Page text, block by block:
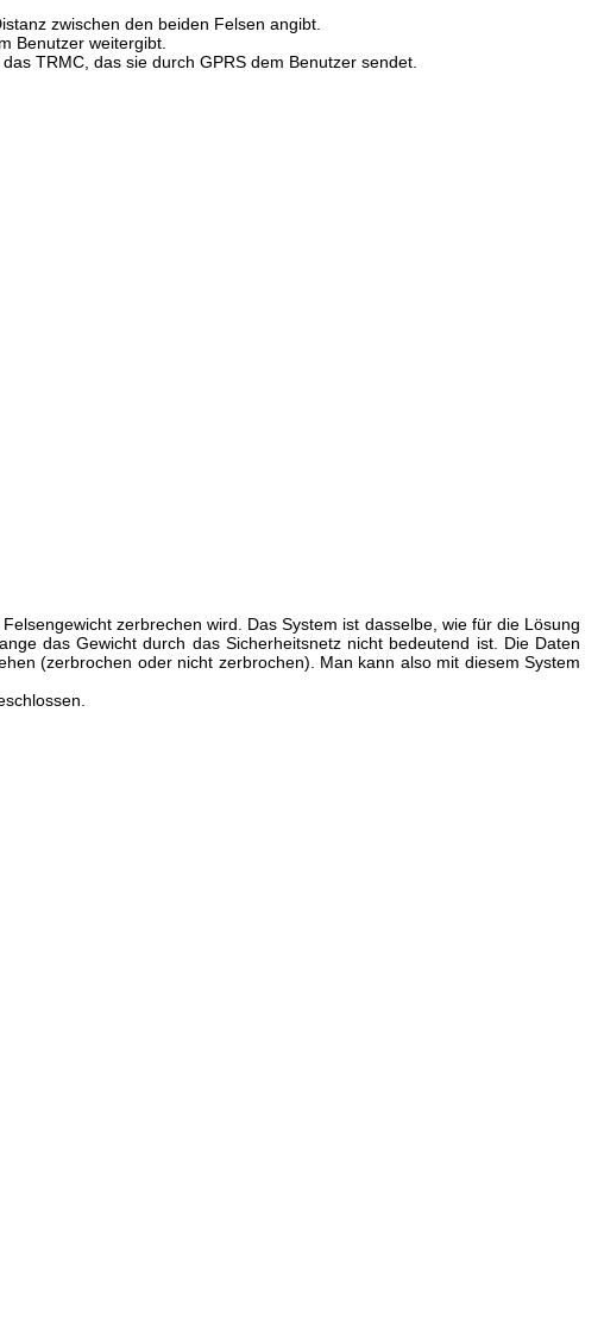
zwischen den beiden Felsen angibt.
Benutzer weitergibt.
TRMC, das sie durch GPRS dem Benutzer sendet.
zerbrechen wird. Das System ist dasselbe, wie für die Lösung
das Gewicht durch das Sicherheitsnetz nicht bedeutend ist. Die Daten
(zerbrochen oder nicht zerbrochen). Man kann also mit diesem System